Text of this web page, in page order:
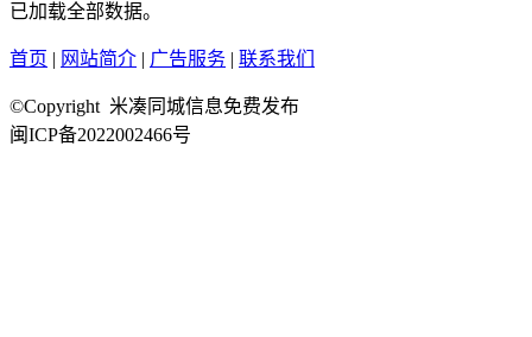
已加载全部数据。
首页 | 网站简介 | 广告服务 | 联系我们
©Copyright 米凑同城信息免费发布
闽ICP备2022002466号